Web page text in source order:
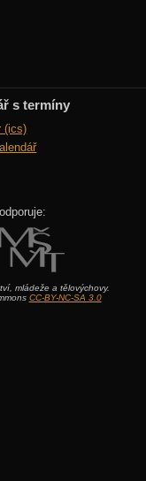
s termíny
(ics)
mládeže a tělovýchovy.
CC-BY-NC-SA 3.0